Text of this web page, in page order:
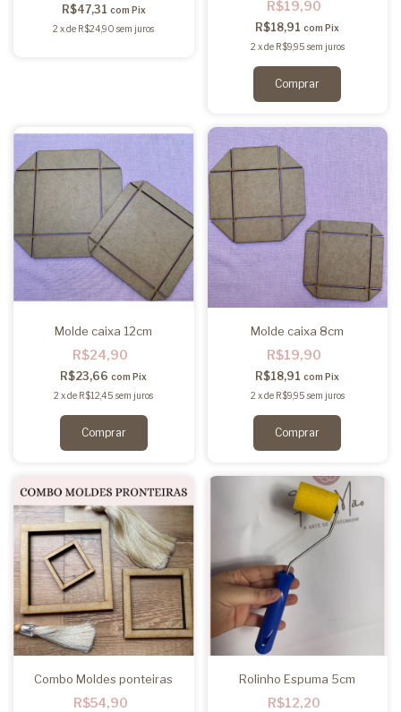
R$47,31 com Pix
2 xde R$24,90 sem juros
R$19,90
R$18,91com Pix
2 xde R$9,95 sem juros
Molde caixa 12cm
R$24,90
R$23,66com Pix
2 xde R$12,45 sem juros
Molde caixa 8cm
R$19,90
R$18,91com Pix
2 xde R$9,95 sem juros
Combo Moldes ponteiras
R$54,90
Rolinho Espuma 5cm
R$12,20